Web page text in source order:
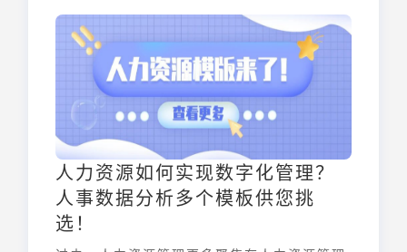
人力资源如何实现数字化管理？
人事数据分析多个模板供您挑
选！